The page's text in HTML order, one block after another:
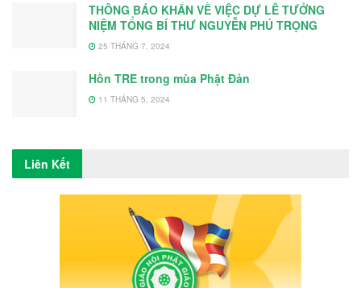
THÔNG BÁO KHẨN VỀ VIỆC DỰ LỄ TƯỞNG
NIỆM TỔNG BÍ THƯ NGUYỄN PHÚ TRỌNG
25 THÁNG 7, 2024
Hồn TRE trong mùa Phật Đản
11 THÁNG 5, 2024
Liên Kết